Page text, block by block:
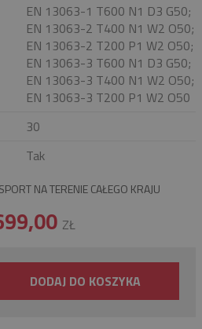
EN 13063-1 T600 N1 D3 G50;
EN 13063-2 T400 N1 W2 O50;
EN 13063-2 T200 P1 W2 O50;
EN 13063-3 T600 N1 D3 G50;
EN 13063-3 T400 N1 W2 O50;
EN 13063-3 T200 P1 W2 O50
30
Tak
NA TERENIE CAŁEGO KRAJU
ZŁ
DODAJ DO KOSZYKA